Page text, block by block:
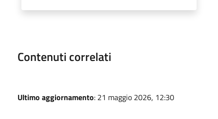
Contenuti correlati
Ultimo aggiornamento: 21 maggio 2026, 12:30